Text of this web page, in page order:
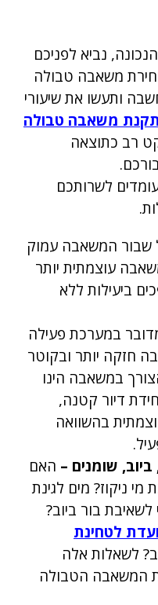
נביא לפניכם
משאבה טבולה
ותעשו את שיעורי
משאבה טבולה
רב כתוצאה
לשרותכם
שבור המשאבה עמוק
עוצמתית יותר
ביעילות ללא
במערכת פעילה
חזקה יותר ובקוטר
במשאבה הינו
דיור קטנה,
בהשוואה
שומנים – האם
ניקוז? מים לגינת
לשאיבת בור ביוב?
לטחינת
לשאלות אלה
המשאבה הטבולה